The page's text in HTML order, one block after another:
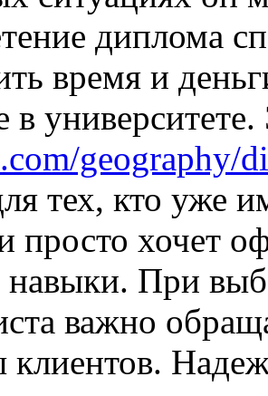
диплома
время и
в
geography/
тех, кто уже
просто хочет
навыки. При
важно
клиентов.